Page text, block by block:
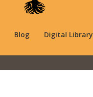
Blog Digital Library